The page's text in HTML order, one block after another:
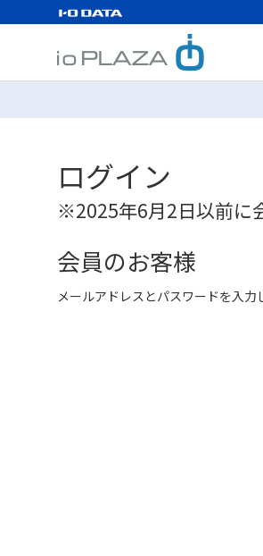
ログイン
※2025年6月2日以前に
会員のお客様
メールアドレスとパスワードを入力